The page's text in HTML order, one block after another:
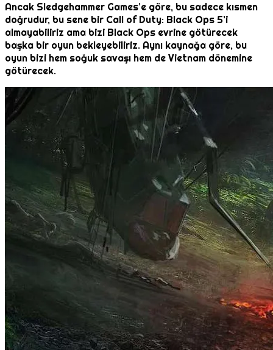
Ancak Sledgehammer Games’e göre, bu sadece kısmen
doğrudur, bu sene bir Call of Duty: Black Ops 5’i
almayabiliriz ama bizi Black Ops evrine götürecek
başka bir oyun bekleyebiliriz. Aynı kaynağa göre, bu
oyun bizi hem soğuk savaşı hem de Vietnam dönemine
götürecek.